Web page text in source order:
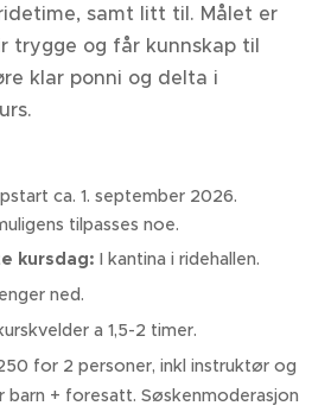
samt litt til. Målet er
trygge og får kunnskap til
klar ponni og delta i
ca. 1. september 2026.
tilpasses noe.
kursdag: I kantina i ridehallen.
ned.
a 1,5-2 timer.
for 2 personer, inkl instruktør og
barn + foresatt. Søskenmoderasjon